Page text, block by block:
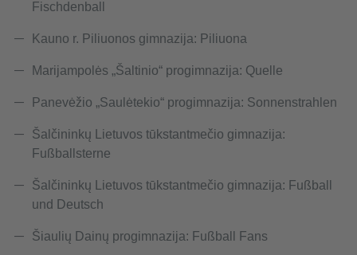
Fischdenball
Kauno r. Piliuonos gimnazija: Piliuona
Marijampolės „Šaltinio“ progimnazija: Quelle
Panevėžio „Saulėtekio“ progimnazija: Sonnenstrahlen
Šalčininkų Lietuvos tūkstantmečio gimnazija:
Fußballsterne
Šalčininkų Lietuvos tūkstantmečio gimnazija: Fußball
und Deutsch
Šiaulių Dainų progimnazija: Fußball Fans